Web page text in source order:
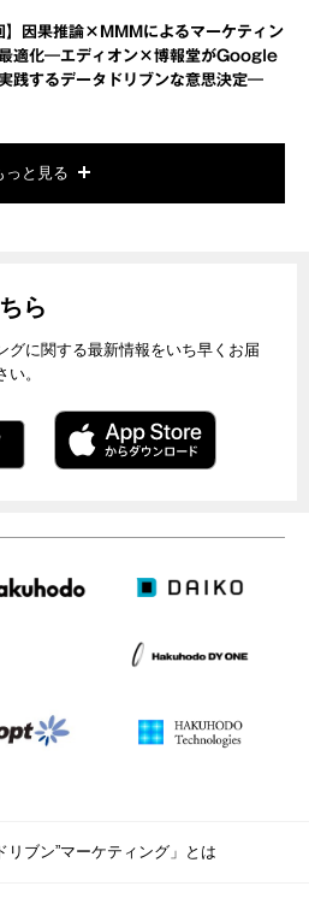
】因果推論×MMMによるマーケティン
適化―エディオン×博報堂がGoogle
践するデータドリブンな意思決定―
っと見る
ら
グに関する最新情報をいち早くお届
。
リブン”マーケティング」とは